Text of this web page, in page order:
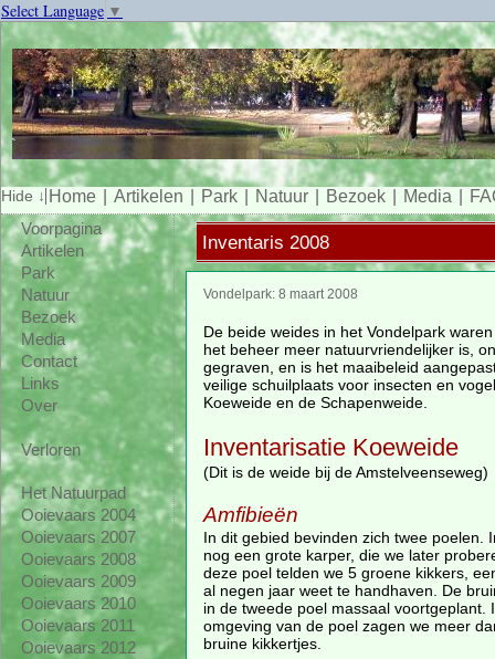
Select Language ▼
Home Artikelen Park Natuur Bezoek Media
Voorpagina
Artikelen
Park
Natuur
Bezoek
Media
Contact
Links
Over
Verloren
Het Natuurpad
Ooievaars 2004
Ooievaars 2007
Ooievaars 2008
Ooievaars 2009
Ooievaars 2010
Ooievaars 2011
Ooievaars 2012
Inventaris 2008
Vondelpark: 8 maart 2008
De beide weides in het Vondelpark
het beheer meer natuurvriendelijker is,
gegraven, en is het maaibeleid
veilige schuilplaats voor insecten en
Koeweide en de Schapenweide.
Inventarisatie Koeweide
(Dit is de weide bij de Amstelveenseweg)
Amfibieën
In dit gebied bevinden zich twee poelen.
nog een grote karper, die we later
deze poel telden we 5 groene kikkers,
al negen jaar weet te handhaven. De
in de tweede poel massaal voortgeplant.
omgeving van de poel zagen we meer
bruine kikkertjes.